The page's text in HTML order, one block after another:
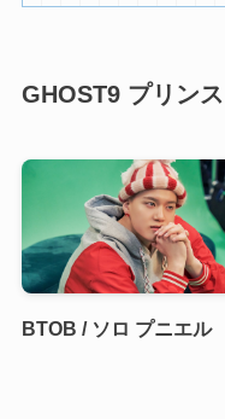
GHOST9 プリン
BTOB / ソロ プニエル